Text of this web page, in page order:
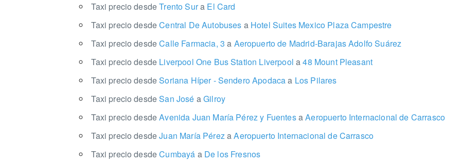
Taxi precio desdeTrento Sura El Card
Taxi precio desdeCentral De Autobuses aHotel Suites Mexico Plaza Campestre
Taxi precio desdeCalle Farmacia, 3a Aeropuerto de Madrid-Barajas Adolfo Suárez
Taxi precio desde Liverpool One Bus Station Liverpoola48 Mount Pleasant
Taxi precio desdeSoriana Híper - Sendero Apodacaa Los Pilares
Taxi precio desdeSan José aGilroy
Taxi precio desdeAvenida Juan María Pérez y FuentesaAeropuerto Internacional de Carrasco
Taxi precio desdeJuan María PérezaAeropuerto Internacional de Carrasco
Taxi precio desdeCumbayá aDe los Fresnos